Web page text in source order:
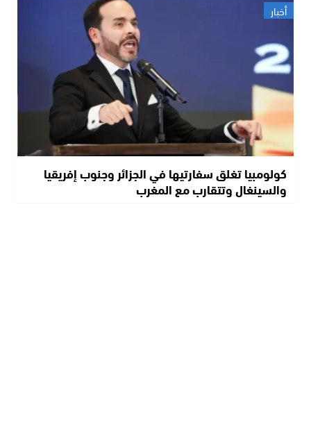
أخبار
كولومبيا تغلق سفارتيها في الجزائر وجنوب إفريقيا
والسينغال وتتقارب مع المغرب